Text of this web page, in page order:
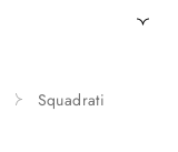
Squadrati